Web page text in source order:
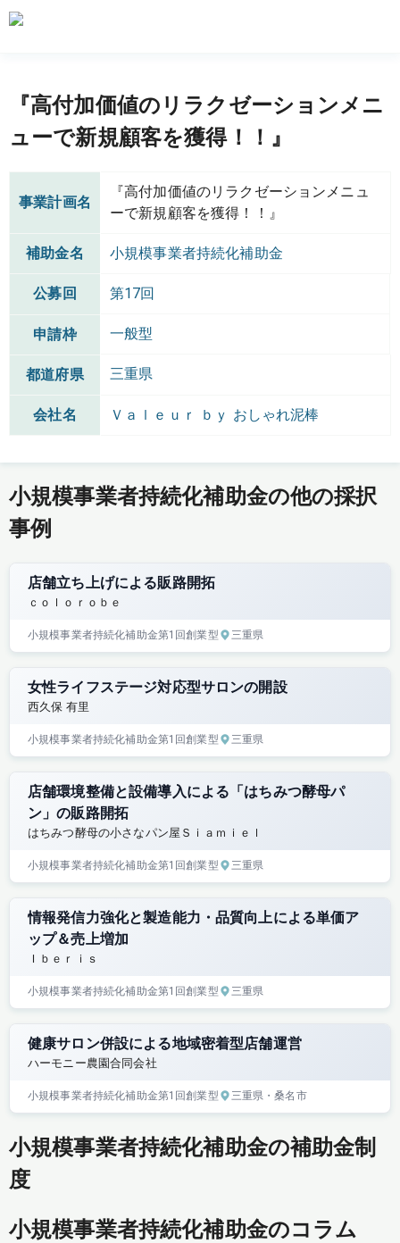
『高付加価値のリラクゼーションメニ
ューで新規顧客を獲得！！』
事業計画名
『高付加価値のリラクゼーションメニュ
ーで新規顧客を獲得！！』
補助金名 小規模事業者持続化補助金
公募回 第17回
申請枠 一般型
都道府県 三重県
会社名 Ｖａｌｅｕｒ ｂｙ おしゃれ泥棒
小規模事業者持続化補助金の他の採択
事例
店舗立ち上げによる販路開拓
ｃｏｌｏｒｏｂｅ
小規模事業者持続化補助金第1回創業型 三重県
女性ライフステージ対応型サロンの開設
西久保 有里
小規模事業者持続化補助金第1回創業型 三重県
店舗環境整備と設備導入による「はちみつ酵母パ
ン」の販路開拓
はちみつ酵母の小さなパン屋Ｓｉａｍｉｅｌ
小規模事業者持続化補助金第1回創業型 三重県
情報発信力強化と製造能力・品質向上による単価ア
ップ＆売上増加
Ｉｂｅｒｉｓ
小規模事業者持続化補助金第1回創業型 三重県
健康サロン併設による地域密着型店舗運営
ハーモニー農園合同会社
小規模事業者持続化補助金第1回創業型 三重県 ・桑名市
小規模事業者持続化補助金の補助金制
度
小規模事業者持続化補助金のコラム